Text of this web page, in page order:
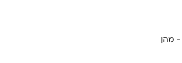
- מהן